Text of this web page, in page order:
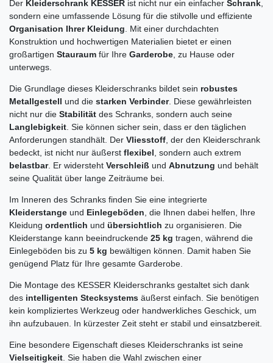
Der Kleiderschrank KESSER ist nicht nur ein einfacher Schrank
sondern eine umfassende Lösung für die stilvolle und effiziente
Organisation Ihrer Kleidung . Mit einer durchdachten
Konstruktion und hochwertigen Materialien bietet er einen
großartigen Stauraum für Ihre Garderobe , zu Hause oder
unterwegs.
Die Grundlage dieses Kleiderschranks bildet sein robustes
Metallgestell und die starken Verbinder. Diese gewährleisten
nicht nur die Stabilität des Schranks, sondern auch seine
Langlebigkeit . Sie können sicher sein, dass er den täglichen
Anforderungen standhält. Der Vliesstoff , der den Kleiderschrank
bedeckt, ist nicht nur äußerst flexibel , sondern auch extrem
belastbar. Er widersteht Verschleiß und Abnutzung und behält
seine Qualität über lange Zeiträume bei.
Im Inneren des Schranks finden Sie eine integrierte
Kleiderstange und Einlegeböden , die Ihnen dabei helfen, Ihre
Kleidung ordentlich und übersichtlich zu organisieren. Die
Kleiderstange kann beeindruckende 25 kg tragen, während die
Einlegeböden bis zu 5 kg bewältigen können. Damit haben Sie
genügend Platz für Ihre gesamte Garderobe.
Die Montage des KESSER Kleiderschranks gestaltet sich dank
des intelligenten Stecksystems äußerst einfach. Sie benötigen
kein kompliziertes Werkzeug oder handwerkliches Geschick, um
ihn aufzubauen. In kürzester Zeit steht er stabil und einsatzbereit.
Eine besondere Eigenschaft dieses Kleiderschranks ist seine
Vielseitigkeit . Sie haben die Wahl zwischen einer